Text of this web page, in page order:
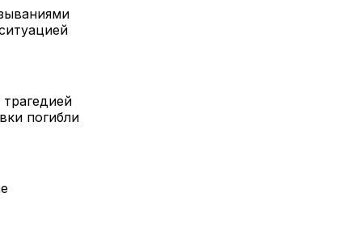
погибли